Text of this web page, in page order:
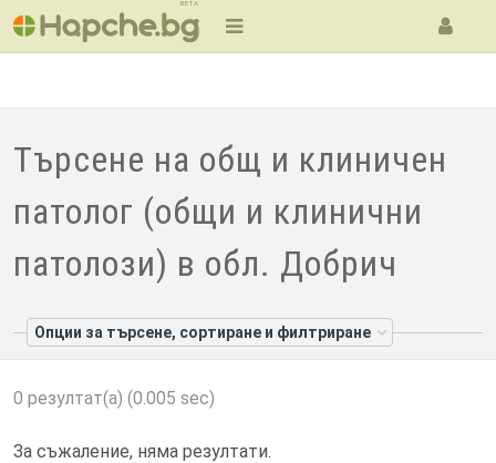
BETA
Търсене на общ и клиничен
патолог (общи и клинични
патолози) в обл. Добрич
Опции за търсене, сортиране и филтриране
0 резултат(а) (0.005 sec)
За съжаление, няма резултати.